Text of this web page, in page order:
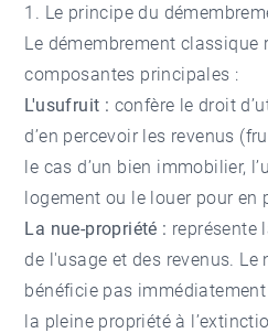
1. Le principe du
Le démembrement classique
composantes principales :
L'usufruit : confère le droit
d’en percevoir les revenus
le cas d’un bien immobilier,
logement ou le louer pour en
La nue-propriété : représente
de l'usage et des revenus. Le
bénéficie pas
la pleine propriété à